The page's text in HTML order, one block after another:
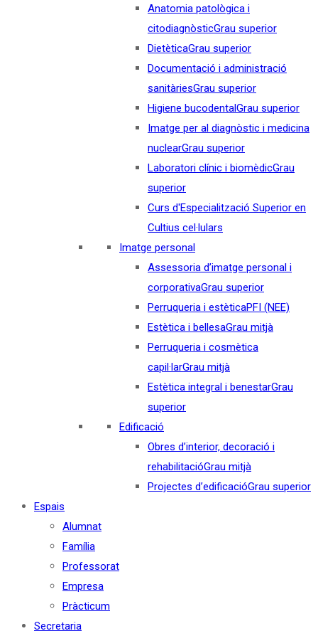
Anatomia patològica i
citodiagnòsticGrau superior
DietèticaGrau superior
Documentació i administració
sanitàriesGrau superior
Higiene bucodentalGrau superior
Imatge per al diagnòstic i medicina
nuclearGrau superior
Laboratori clínic i biomèdicGrau
superior
Curs d'Especialització Superior en
Cultius cel·lulars
Imatge personal
Assessoria d’imatge personal i
corporativaGrau superior
Perruqueria i estèticaPFI (NEE)
Estètica i bellesaGrau mitjà
Perruqueria i cosmètica
capil·larGrau mitjà
Estètica integral i benestarGrau
superior
Edificació
Obres d’interior, decoració i
rehabilitacióGrau mitjà
Projectes d’edificacióGrau superior
Espais
Alumnat
Família
Professorat
Empresa
Pràcticum
Secretaria